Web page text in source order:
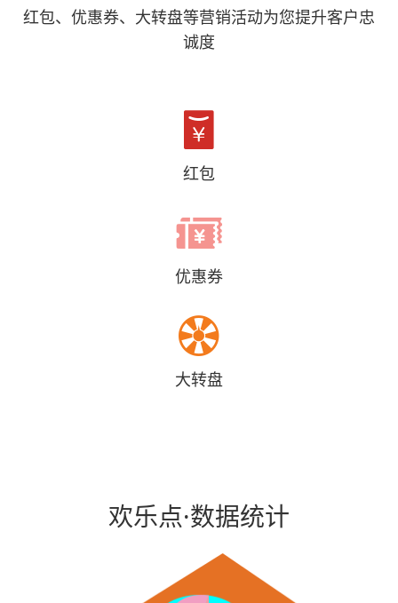
红包、优惠券、大转盘等营销活动为您提升客户忠
诚度

红包

优惠券

大转盘
欢乐点·数据统计